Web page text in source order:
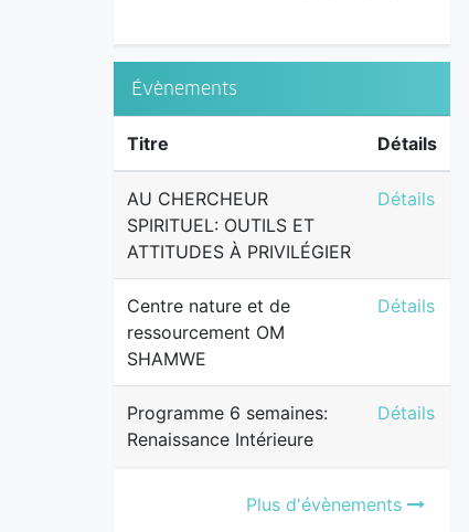
Évènements
Titre Détails
AU CHERCHEUR
SPIRITUEL: OUTILS ET
ATTITUDES À PRIVILÉGIER
AU
Détails
Centre nature et de
ressourcement OM
SHAMWE
Centre
Détails
Programme 6 semaines:
Renaissance Intérieure
Détails
Plus d'évènements